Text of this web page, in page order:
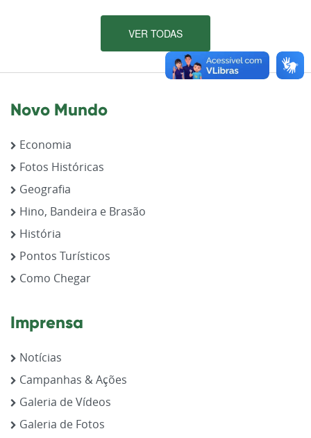
VER TODAS
Novo Mundo
Economia
Fotos Históricas
Geografia
Hino, Bandeira e Brasão
História
Pontos Turísticos
Como Chegar
Imprensa
Notícias
Campanhas & Ações
Galeria de Vídeos
Galeria de Fotos